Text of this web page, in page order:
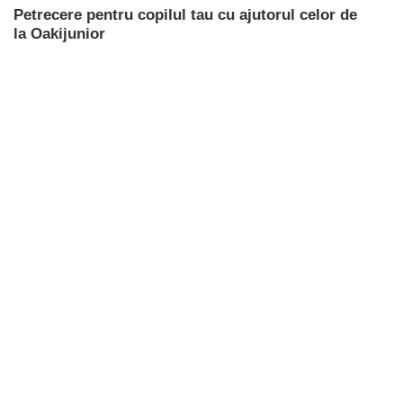
Petrecere pentru copilul tau cu ajutorul celor de
la Oakijunior